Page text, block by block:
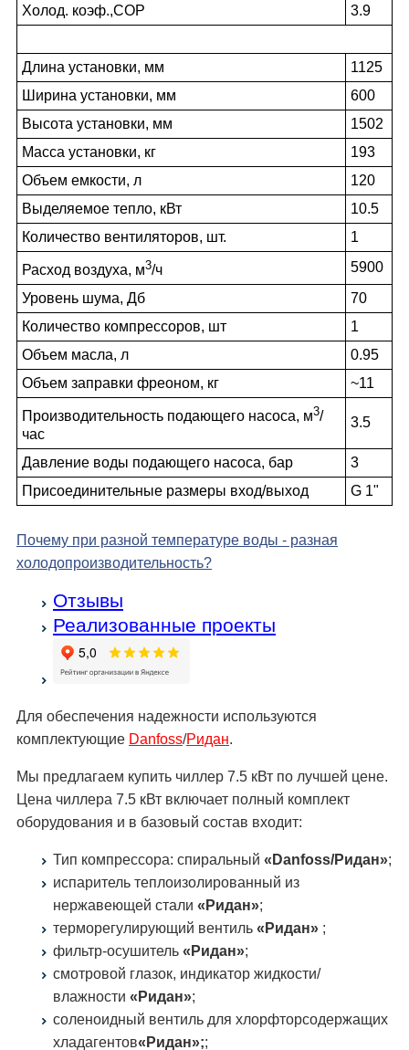
Холод. коэф.,COP
3.9
Длина установки, мм
1125
Ширина установки, мм
600
Высота установки, мм
1502
Масса установки, кг
193
Объем емкости, л
120
Выделяемое тепло, кВт
10.5
Количество вентиляторов, шт.
1
Расход воздуха, м3/ч
5900
Уровень шума, Дб
70
Количество компрессоров, шт
1
Объем масла, л
0.95
Объем заправки фреоном, кг
~11
Производительность подающего насоса, м3/
час
3.5
Давление воды подающего насоса, бар
3
Присоединительные размеры вход/выход
G 1"
Почему при разной температуре воды - разная
холодо­производительность?
Отзывы
Реализованные проекты
Для обеспечения надежности используются
комплектующие Danfoss/Ридан.
Мы предлагаем купить чиллер 7.5 кВт по лучшей цене.
Цена чиллера 7.5 кВт включает полный комплект
оборудования и в базовый состав входит:
Тип компрессора: спиральный «Danfoss/Ридан»;
испаритель теплоизолированный из
нержавеющей стали «Ридан»;
терморегулирующий вентиль «Ридан» ;
фильтр-осушитель «Ридан»;
смотровой глазок, индикатор жидкости/
влажности «Ридан»;
соленоидный вентиль для хлорфторсодержащих
хладагентов«Ридан»;;